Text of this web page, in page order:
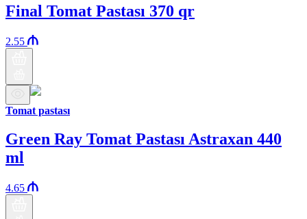
Final Tomat Pastası 370 qr
2.55
Tomat pastası
Green Ray Tomat Pastası Astraxan 440
ml
4.65